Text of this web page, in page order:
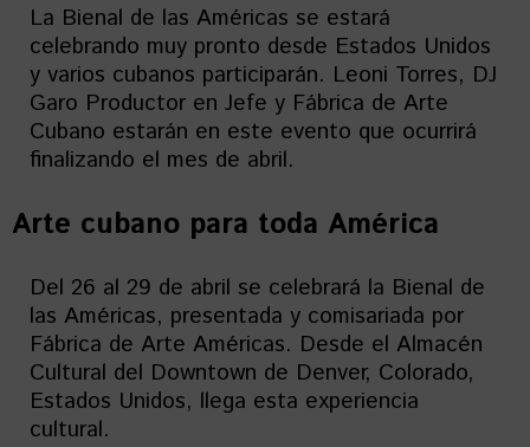
La Bienal de las Américas se estará
celebrando muy pronto desde Estados Unidos
y varios cubanos participarán. Leoni Torres, DJ
Garo Productor en Jefe y Fábrica de Arte
Cubano estarán en este evento que ocurrirá
finalizando el mes de abril.
Arte cubano para toda América
Del 26 al 29 de abril se celebrará la Bienal de
las Américas, presentada y comisariada por
Fábrica de Arte Américas. Desde el Almacén
Cultural del Downtown de Denver, Colorado,
Estados Unidos, llega esta experiencia
cultural.